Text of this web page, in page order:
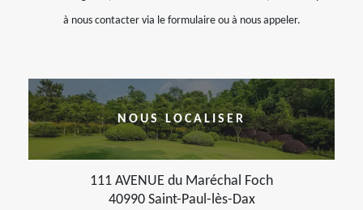
à nous contacter via le formulaire ou à nous appeler.
NOUS LOCALISER
111 AVENUE du Maréchal Foch
40990 Saint-Paul-lès-Dax